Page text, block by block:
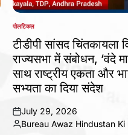
POSTED
IN
पोलटिकल
टीडीपी सांसद चिंतकायला
राज्यसभा में संबोधन, ‘वंदे
साथ राष्ट्रीय एकता और
सभ्यता का दिया संदेश
on
July 29, 2026
Posted
Bureau Awaz Hindustan Ki